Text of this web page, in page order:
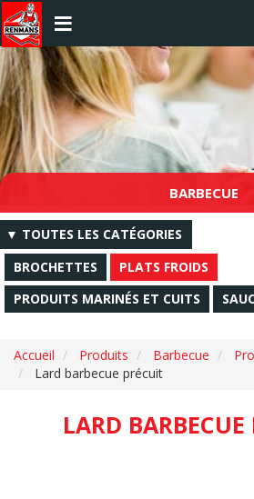
Aller
au
contenu
principal
BARBECUE
▼ TOUTES LES CATÉGORIES
BROCHETTES
PLATS FROIDS
PRODUITS MARINÉS ET CUITS
Accueil Produits Barbecue
Lard barbecue précuit
LARD BARBECUE